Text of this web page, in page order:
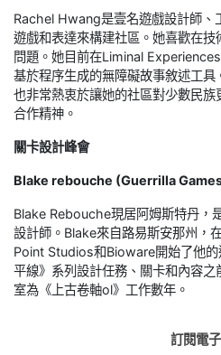
Rachel Hwang是壹名遊戲設計師、
遊戲和表達來構建社區。她喜歡在
問題。她目前在Liminal
基於程序生成的無障礙故事敘述工
也非常熱衷於讓她的社區對少數民
合作精神。
關卡設計峰會
Blake rebouche (Guerrilla
Blake Rebouche現居阿姆斯特丹，
設計師。Blake來自路易斯安那州，
Point Studios和Bioware開始了他的
平線》系列設計任務、關卡和內容
室為《上古卷軸ol》工作數年。
訂閱電